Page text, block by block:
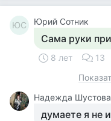
ЮС Юрий Сотник
Сама руки
8 лет 13
Надежда Шустова
думаете я не